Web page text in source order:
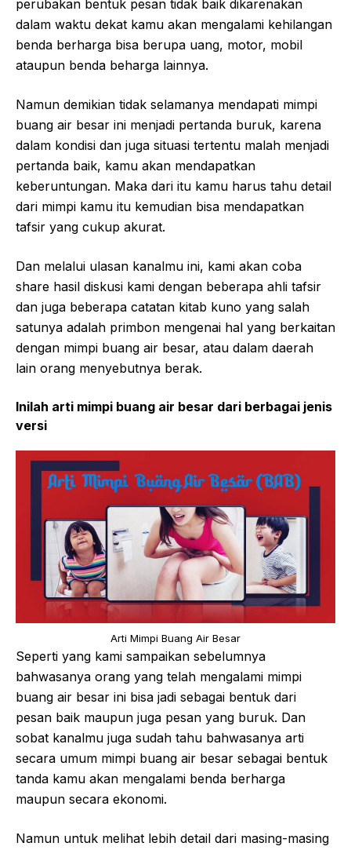
perubakan bentuk pesan tidak baik dikarenakan
dalam waktu dekat kamu akan mengalami kehilangan
benda berharga bisa berupa uang, motor, mobil
ataupun benda beharga lainnya.
Namun demikian tidak selamanya mendapati mimpi
buang air besar ini menjadi pertanda buruk, karena
dalam kondisi dan juga situasi tertentu malah menjadi
pertanda baik, kamu akan mendapatkan
keberuntungan. Maka dari itu kamu harus tahu detail
dari mimpi kamu itu kemudian bisa mendapatkan
tafsir yang cukup akurat.
Dan melalui ulasan kanalmu ini, kami akan coba
share hasil diskusi kami dengan beberapa ahli tafsir
dan juga beberapa catatan kitab kuno yang salah
satunya adalah primbon mengenai hal yang berkaitan
dengan mimpi buang air besar, atau dalam daerah
lain orang menyebutnya berak.
Inilah arti mimpi buang air besar dari berbagai jenis
versi
Arti Mimpi Buang Air Besar
Seperti yang kami sampaikan sebelumnya
bahwasanya orang yang telah mengalami mimpi
buang air besar ini bisa jadi sebagai bentuk dari
pesan baik maupun juga pesan yang buruk. Dan
sobat kanalmu juga sudah tahu bahwasanya arti
secara umum mimpi buang air besar sebagai bentuk
tanda kamu akan mengalami benda berharga
maupun secara ekonomi.
Namun untuk melihat lebih detail dari masing-masing